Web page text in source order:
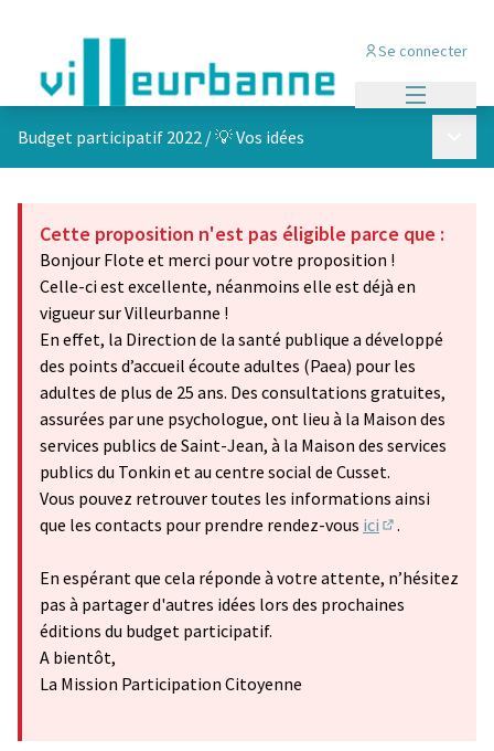
Se connecter
Budget participatif 2022 /💡 Vos idées
Cette proposition n'est pas éligible parce que :
Bonjour Flote et merci pour votre proposition !
Celle-ci est excellente, néanmoins elle est déjà en
vigueur sur Villeurbanne !
En effet, la Direction de la santé publique a développé
des points d’accueil écoute adultes (Paea) pour les
adultes de plus de 25 ans. Des consultations gratuites,
assurées par une psychologue, ont lieu à la Maison des
services publics de Saint-Jean, à la Maison des services
publics du Tonkin et au centre social de Cusset.
Vous pouvez retrouver toutes les informations ainsi
que les contacts pour prendre rendez-vous ici
.
En espérant que cela réponde à votre attente, n’hésitez
pas à partager d'autres idées lors des prochaines
éditions du budget participatif.
A bientôt,
La Mission Participation Citoyenne